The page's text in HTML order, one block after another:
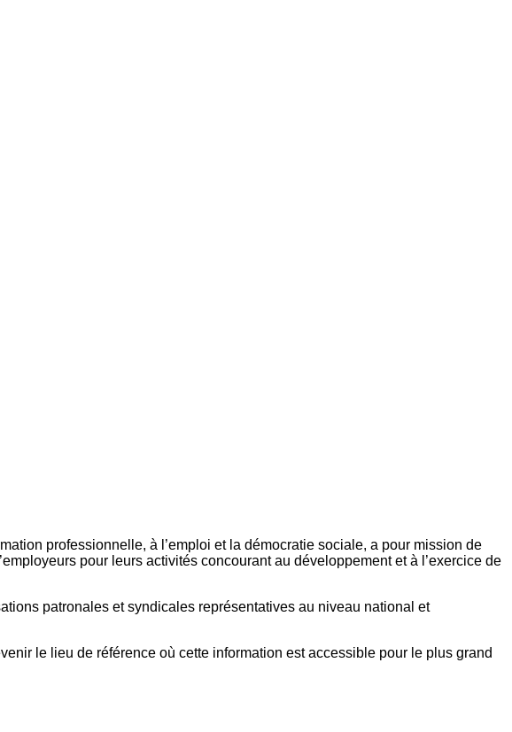
professionnelle, à l’emploi et la démocratie sociale, a pour mission de
pour leurs activités concourant au développement et à l’exercice de
patronales et syndicales représentatives au niveau national et
le lieu de référence où cette information est accessible pour le plus grand